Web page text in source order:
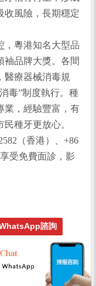
收風險，長期穩定
，粵港知名大型品
袖品牌大獎。各間
醫療器械消毒規
毒”制度執行。種
業，經驗豐富，有
種牙更放心。
（香港）、+86
受免費面診，影
諮詢